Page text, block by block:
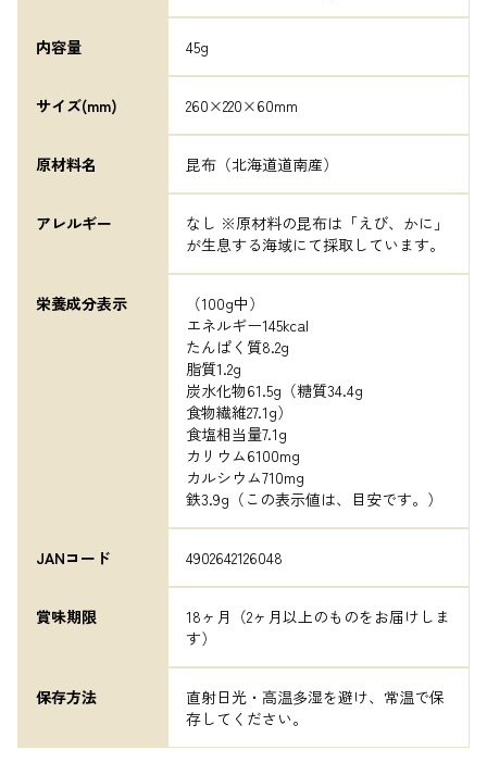
内容量 45g
サイズ(mm) 260×220×60mm
原材料名 昆布（北海道道南産）
アレルギー
なし ※原材料の昆布は「えび、かに」
が生息する海域にて採取しています。
栄養成分表示
（100g中）
エネルギー145kcal
たんぱく質8.2g
脂質1.2g
炭水化物61.5g（糖質34.4g
食物繊維27.1g）
食塩相当量7.1g
カリウム6100mg
カルシウム710mg
鉄3.9g（この表示値は、目安です。）
JANコード 4902642126048
賞味期限
18ヶ月（2ヶ月以上のものをお届けしま
す）
保存方法
直射日光・高温多湿を避け、常温で保
存してください。